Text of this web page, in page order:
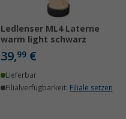
Ledlenser ML4 Laterne
warm light schwarz
39,99 €
Lieferbar
Filialverfügbarkeit: Filiale setzen